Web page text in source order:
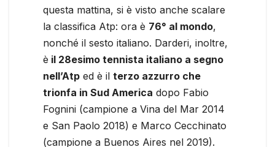
questa mattina, si è visto anche scalare
la classifica Atp: ora è 76° al mondo,
nonché il sesto italiano. Darderi, inoltre,
è il 28esimo tennista italiano a segno
nell’Atp ed è il terzo azzurro che
trionfa in Sud America dopo Fabio
Fognini (campione a Vina del Mar 2014
e San Paolo 2018) e Marco Cecchinato
(campione a Buenos Aires nel 2019).